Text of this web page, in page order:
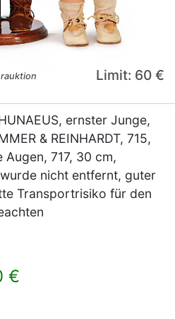
Limit: 60 €
ernster Junge,
& REINHARDT, 715,
717, 30 cm,
nicht entfernt, guter
Transportrisiko für den
€